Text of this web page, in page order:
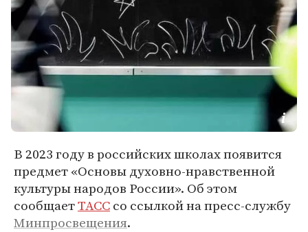
В 2023 году в российских школах появится
предмет «Основы духовно-нравственной
культуры народов России». Об этом
сообщаетТАССсо ссылкой на пресс-службу
Минпросвещения.